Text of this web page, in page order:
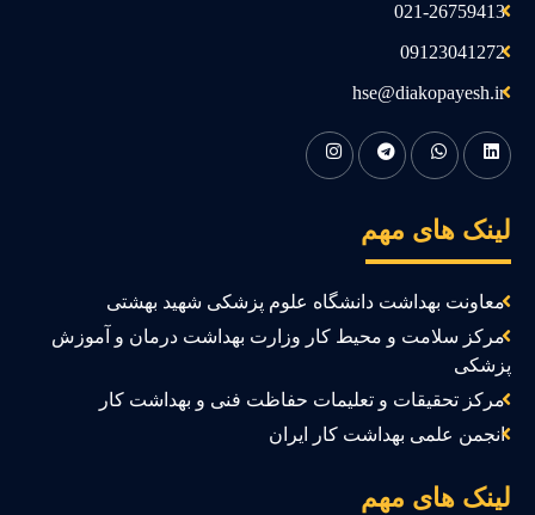
021-26759413
09123041272
hse@diakopayesh.ir
های مهم
معاونت بهداشت دانشگاه علوم پزشکی شهید بهشتی
مرکز سلامت و محیط کار وزارت بهداشت درمان و آموزش
مرکز تحقیقات و تعلیمات حفاظت فنی و بهداشت کار
انجمن علمی بهداشت کار ایران
های مهم